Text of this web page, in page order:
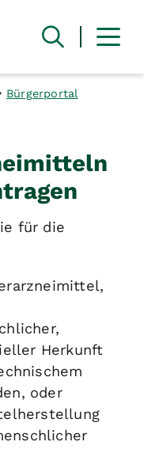
Bürgerportal
für die
Herkunft
oder